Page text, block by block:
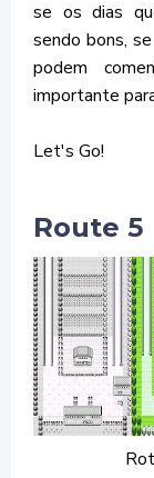
se os dias
sendo bons,
podem
importante
Let's Go!
Route 5